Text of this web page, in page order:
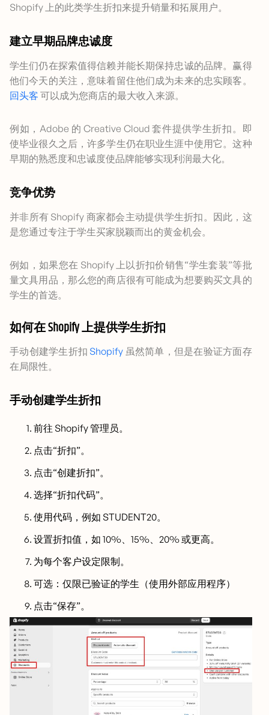
Shopify 上的此类学生折扣来提升销量和拓展用户。
建立早期品牌忠诚度
学生们仍在探索值得信赖并能长期保持忠诚的品牌。赢得
他们今天的关注，意味着留住他们成为未来的忠实顾客。
回头客 可以成为您商店的最大收入来源。
例如，Adobe 的 Creative Cloud 套件提供学生折扣。即
使毕业很久之后，许多学生仍在职业生涯中使用它。这种
早期的熟悉度和忠诚度使品牌能够实现利润最大化。
竞争优势
并非所有 Shopify 商家都会主动提供学生折扣。因此，这
是您通过专注于学生买家脱颖而出的黄金机会。
例如，如果您在 Shopify 上以折扣价销售“学生套装”等批
量文具用品，那么您的商店很有可能成为想要购买文具的
学生的首选。
如何在 Shopify 上提供学生折扣
手动创建学生折扣 Shopify 虽然简单，但是在验证方面存
在局限性。
手动创建学生折扣
前往 Shopify 管理员。
点击“折扣”。
点击“创建折扣”。
选择“折扣代码”。
使用代码，例如 STUDENT20。
设置折扣值，如 10%、15%、20% 或更高。
为每个客户设定限制。
可选：仅限已验证的学生（使用外部应用程序）
点击“保存”。